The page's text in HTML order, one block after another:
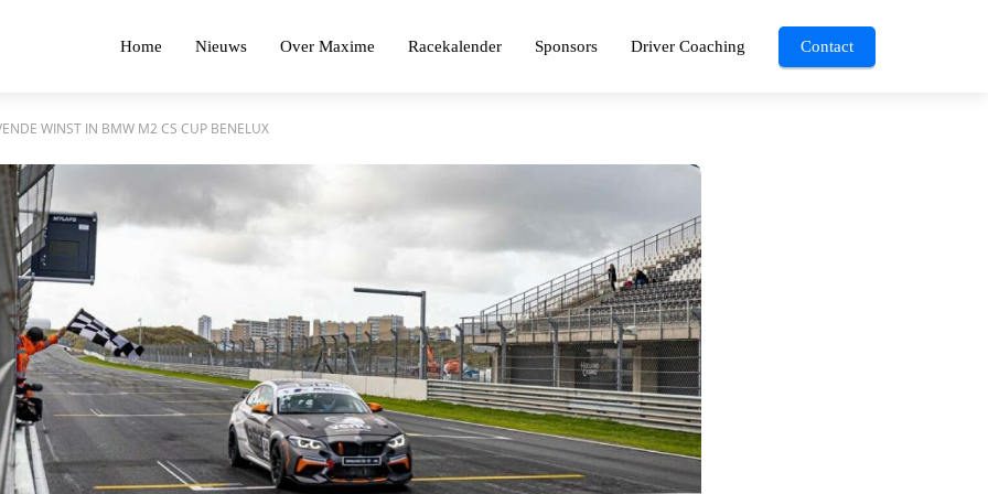
Home Nieuws Over Maxime Racekalender Sponsors Driver Coaching Contact
WINST IN BMW M2 CS CUP BENELUX